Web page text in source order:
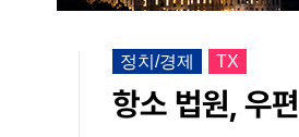
정치/경제 TX
항소 법원, 우